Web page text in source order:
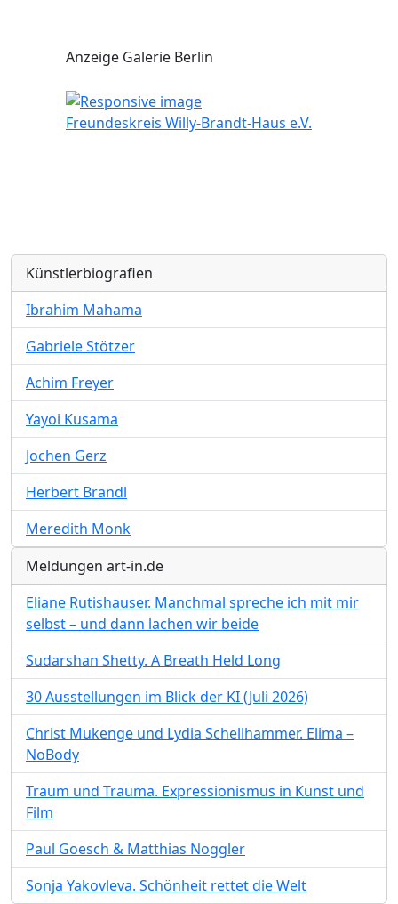
Anzeige Galerie Berlin
Freundeskreis Willy-Brandt-Haus e.V.
Künstlerbiografien
Ibrahim Mahama
Gabriele Stötzer
Achim Freyer
Yayoi Kusama
Jochen Gerz
Herbert Brandl
Meredith Monk
Meldungen art-in.de
Eliane Rutishauser. Manchmal spreche ich mit mir
selbst – und dann lachen wir beide
Sudarshan Shetty. A Breath Held Long
30 Ausstellungen im Blick der KI (Juli 2026)
Christ Mukenge und Lydia Schellhammer. Elima –
NoBody
Traum und Trauma. Expressionismus in Kunst und
Film
Paul Goesch & Matthias Noggler
Sonja Yakovleva. Schönheit rettet die Welt